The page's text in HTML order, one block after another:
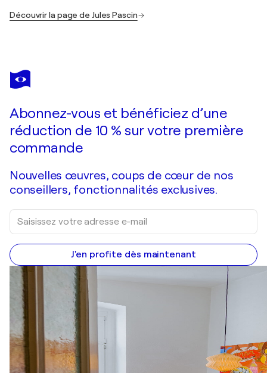
Découvrir la page de Jules Pascin
Abonnez-vous et bénéficiez d’une
réduction de 10 % sur votre première
commande
Nouvelles œuvres, coups de cœur de nos
conseillers, fonctionnalités exclusives.
J'en profite dès maintenant